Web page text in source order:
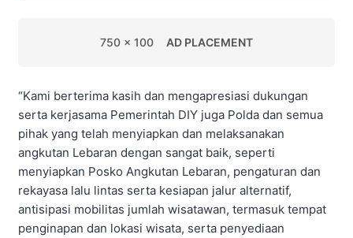
750 x 100 AD PLACEMENT
“Kami berterima kasih dan mengapresiasi dukungan
serta kerjasama Pemerintah DIY juga Polda dan semua
pihak yang telah menyiapkan dan melaksanakan
angkutan Lebaran dengan sangat baik, seperti
menyiapkan Posko Angkutan Lebaran, pengaturan dan
rekayasa lalu lintas serta kesiapan jalur alternatif,
antisipasi mobilitas jumlah wisatawan, termasuk tempat
penginapan dan lokasi wisata, serta penyediaan